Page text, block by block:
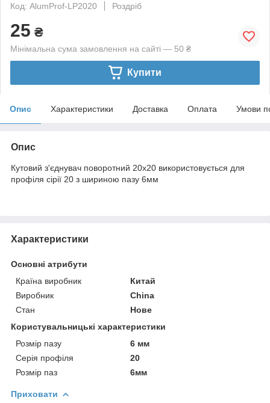
Код: AlumProf-LP2020
Роздріб
25 ₴
Мінімальна сума замовлення на сайті — 50 ₴
Купити
Опис Характеристики Доставка Оплата Умови
Опис
Кутовий з'єднувач поворотний 20х20 використовується для
профіля сірії 20 з шириною пазу 6мм
Характеристики
Основні атрибути
Країна виробник
Китай
Виробник
China
Стан
Нове
Користувальницькі характеристики
Розмір пазу
6 мм
Серія профіля
20
Розмір паз
6мм
Приховати